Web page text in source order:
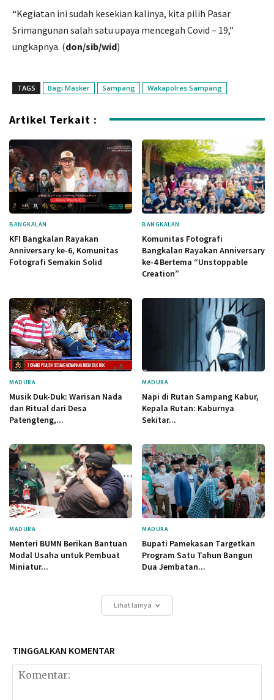
“Kegiatan ini sudah kesekian kalinya, kita pilih Pasar
Srimangunan salah satu upaya mencegah Covid – 19,”
ungkapnya. (don/sib/wid)
TAGS Bagi Masker Sampang Wakapolres Sampang
Artikel Terkait :
BANGKALAN
KFI Bangkalan Rayakan
Anniversary ke-6, Komunitas
Fotografi Semakin Solid
BANGKALAN
Komunitas Fotografi
Bangkalan Rayakan Anniversary
ke-4 Bertema “Unstoppable
Creation”
MADURA
Musik Duk-Duk: Warisan Nada
dan Ritual dari Desa
Patengteng,...
MADURA
Napi di Rutan Sampang Kabur,
Kepala Rutan: Kaburnya
Sekitar...
MADURA
Menteri BUMN Berikan Bantuan
Modal Usaha untuk Pembuat
Miniatur...
MADURA
Bupati Pamekasan Targetkan
Program Satu Tahun Bangun
Dua Jembatan...
Lihat lainya
TINGGALKAN KOMENTAR